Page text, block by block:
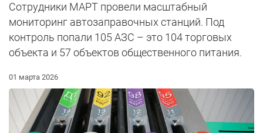
Сотрудники МАРТ провели масштабный
мониторинг автозаправочных станций. Под
контроль попали 105 АЗС – это 104 торговых
объекта и 57 объектов общественного питания.
01 марта 2026